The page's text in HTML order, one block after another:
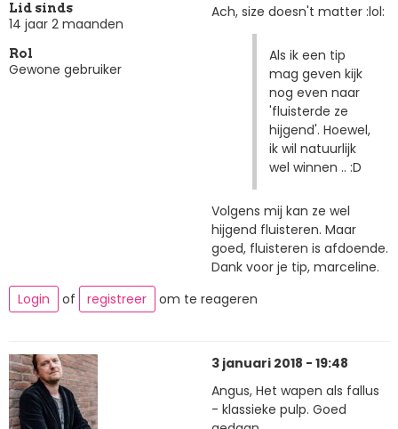
Lid sinds
14 jaar 2 maanden
Rol
Gewone gebruiker
Ach, size doesn't matter :lol:
Als ik een tip
mag geven kijk
nog even naar
'fluisterde ze
hijgend'. Hoewel,
ik wil natuurlijk
wel winnen .. :D
Volgens mij kan ze wel
hijgend fluisteren. Maar
goed, fluisteren is afdoende.
Dank voor je tip, marceline.
Login
of registreer om te reageren
3 januari 2018 - 19:48
Angus, Het wapen als fallus
- klassieke pulp. Goed